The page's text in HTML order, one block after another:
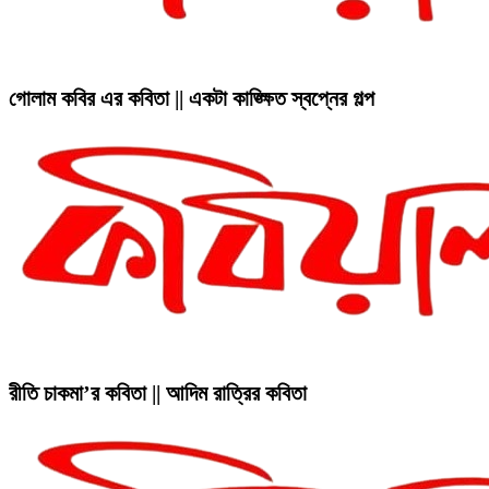
গোলাম কবির এর কবিতা || একটা কাঙ্ক্ষিত স্বপ্নের গল্প
রীতি চাকমা’র কবিতা || আদিম রাত্রির কবিতা